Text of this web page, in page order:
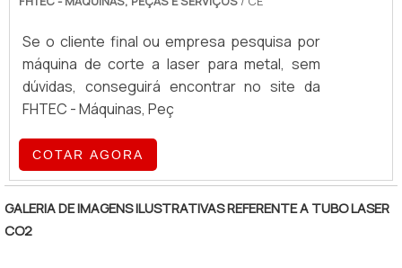
Se o cliente final ou empresa pesquisa por
máquina de corte a laser para metal, sem
dúvidas, conseguirá encontrar no site da
FHTEC - Máquinas, Peç
COTAR AGORA
GALERIA DE IMAGENS ILUSTRATIVAS REFERENTE A TUBO LASER
CO2